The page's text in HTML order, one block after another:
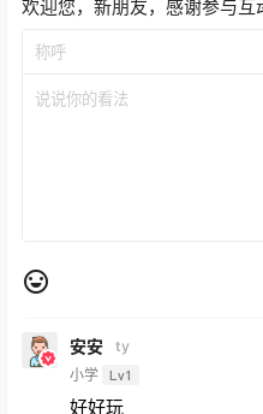
欢迎您，新朋友，感谢参与互
安安
ty
小学 Lv1
好好玩